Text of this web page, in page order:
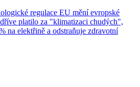
regulace EU mění evropské
platilo za "klimatizaci chudých",
na elektřině a odstraňuje zdravotní